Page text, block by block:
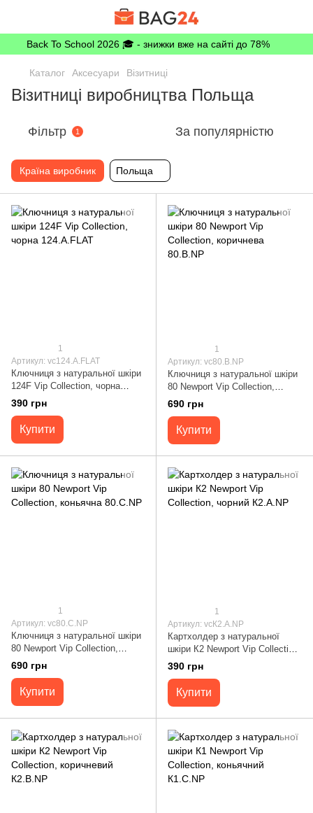
Back To School 2026 🎓 - знижки вже на сайті до 78%
Каталог Аксесуари Візитниці
Візитниці виробництва Польща
Фільтр 1 За популярністю
Країна виробник Польща
1
Артикул: vc124.A.FLAT
Ключниця з натуральної шкіри
124F Vip Collection, чорна
124.A.FLAT
390 грн
Купити
1
Артикул: vc80.B.NP
Ключниця з натуральної шкіри
80 Newport Vip Collection,
коричнева 80.B.NP
690 грн
Купити
1
Артикул: vc80.C.NP
Ключниця з натуральної шкіри
80 Newport Vip Collection,
коньячна 80.C.NP
690 грн
Купити
1
Артикул: vcК2.A.NP
Картхолдер з натуральної
шкіри К2 Newport Vip Collection,
чорний К2.A.NP
390 грн
Купити